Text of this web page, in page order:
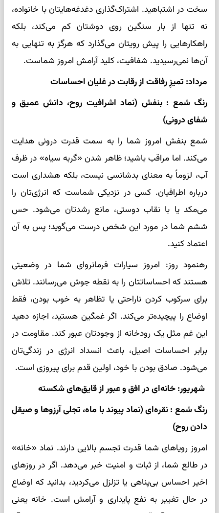
سخت در اشتباهید. اشتراک‌گذاری دغدغه‌هایتان با خانواده،
نه تنها از بار سنگین روی دوشتان کم می‌کند، بلکه
راهکارهایی را پیش رویتان می‌گذارد که هرگز به تنهایی به
آن‌ها نمی‌رسیدید. شفافیت، کلید آرامش امروز شماست.
مرداد: تمیزِ رفاقت از رقابت در غلیان احساسات
رنگ شمع : بنفش (نماد اشرافیت روح، دانش عمیق و
شفای درونی)
شمع بنفش امروز شما را به سمت قدرت درونی هدایت
می‌کند. اما مراقب باشید؛ ظاهر شدن «گربه سیاه» در ظرف
آب، لزوماً به معنای بدشانسی نیست، بلکه هشداری است
درباره اطرافیان. کسی در نزدیکی شماست که انرژی‌تان را
می‌مکد یا با نقاب دوستی، مانع رشدتان می‌شود. حس
ششم شما در مورد این شخص درست می‌گوید؛ پس به آن
اعتماد کنید.
رهنمود روز: امروز سیارات فرمانروای شما در وضعیتی
هستند که احساساتتان را به نقطه جوش می‌رسانند. تلاش
برای سرکوب کردن ناراحتی یا تظاهر به خوب بودن، فقط
اوضاع را پیچیده‌تر می‌کند. اگر غمگین هستید، اجازه دهید
این غم مثل یک رودخانه از وجودتان عبور کند. مقاومت در
برابر احساسات اصیل، باعث انسداد انرژی در زندگی‌تان
می‌شود. صادق بودن با خود، اولین قدم برای پیروزی است.
شهریور: خانه‌ای در افق و عبور از قایق‌های شکسته
رنگ شمع : نقره‌ای (نماد پیوند با ماه، تجلی آرزوها و صیقل
دادن روح)
امروز رویاهای شما قدرت تجسم بالایی دارند. نماد «خانه»
در طالع شما، از ثبات و امنیت خبر می‌دهد. اگر در روزهای
اخیر احساس بی‌پناهی یا تزلزل می‌کردید، بدانید که اوضاع
در حال تغییر به نفع پایداری و آرامش است. خانه یعنی